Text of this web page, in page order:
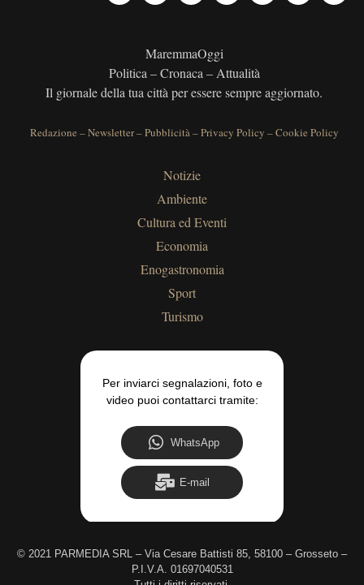
MaremmaOggi
Politica – Cronaca – Attualità
Il giornale della tua città per essere sempre aggiornato.
Redazione –Newsletter–Pubblicità–Privacy Policy –Cookie Policy
Notizie
Ambiente
Cultura ed Eventi
Economia
Enogastronomia
Sport
Turismo
Per inviarci segnalazioni, foto e
video puoi contattarci tramite:
WhatsApp
E-mail
© 2021 PARMEDIA SRL – Via Cesare Battisti 85, 58100 – Grosseto –
P.I.V.A. 01697040531